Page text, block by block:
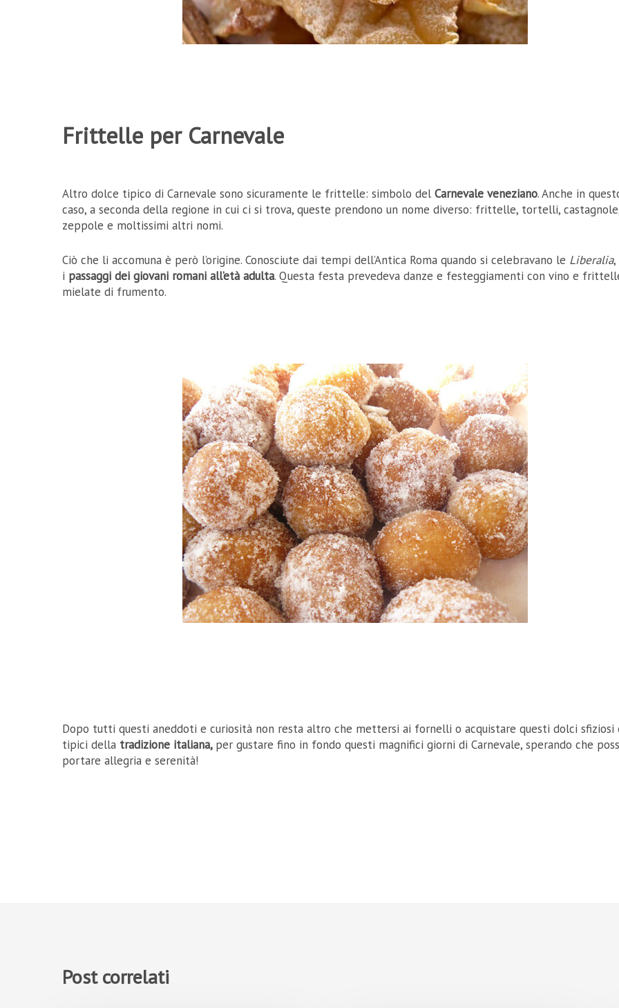
Frittelle per Carnevale
Altro dolce tipico di Carnevale sono sicuramente le frittelle: simbolo del Carnevale veneziano. Anche in
caso, a seconda della regione in cui ci si trova, queste prendono un nome diverso: frittelle, tortelli,
zeppole e moltissimi altri nomi.
Ciò che li accomuna è però l’origine. Conosciute dai tempi dell’Antica Roma quando si celebravano le Liberalia,
i passaggi dei giovani romani all’età adulta. Questa festa prevedeva danze e festeggiamenti con vino e
mielate di frumento.
Dopo tutti questi aneddoti e curiosità non resta altro che mettersi ai fornelli o acquistare questi dolci sfiziosi
tipici della tradizione italiana, per gustare fino in fondo questi magnifici giorni di Carnevale, sperando che
portare allegria e serenità!
Post correlati